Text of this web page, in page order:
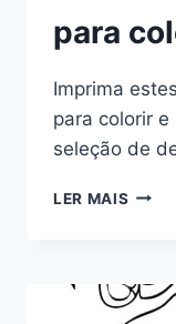
para
Imprima
para colorir
seleção de
LER MAIS